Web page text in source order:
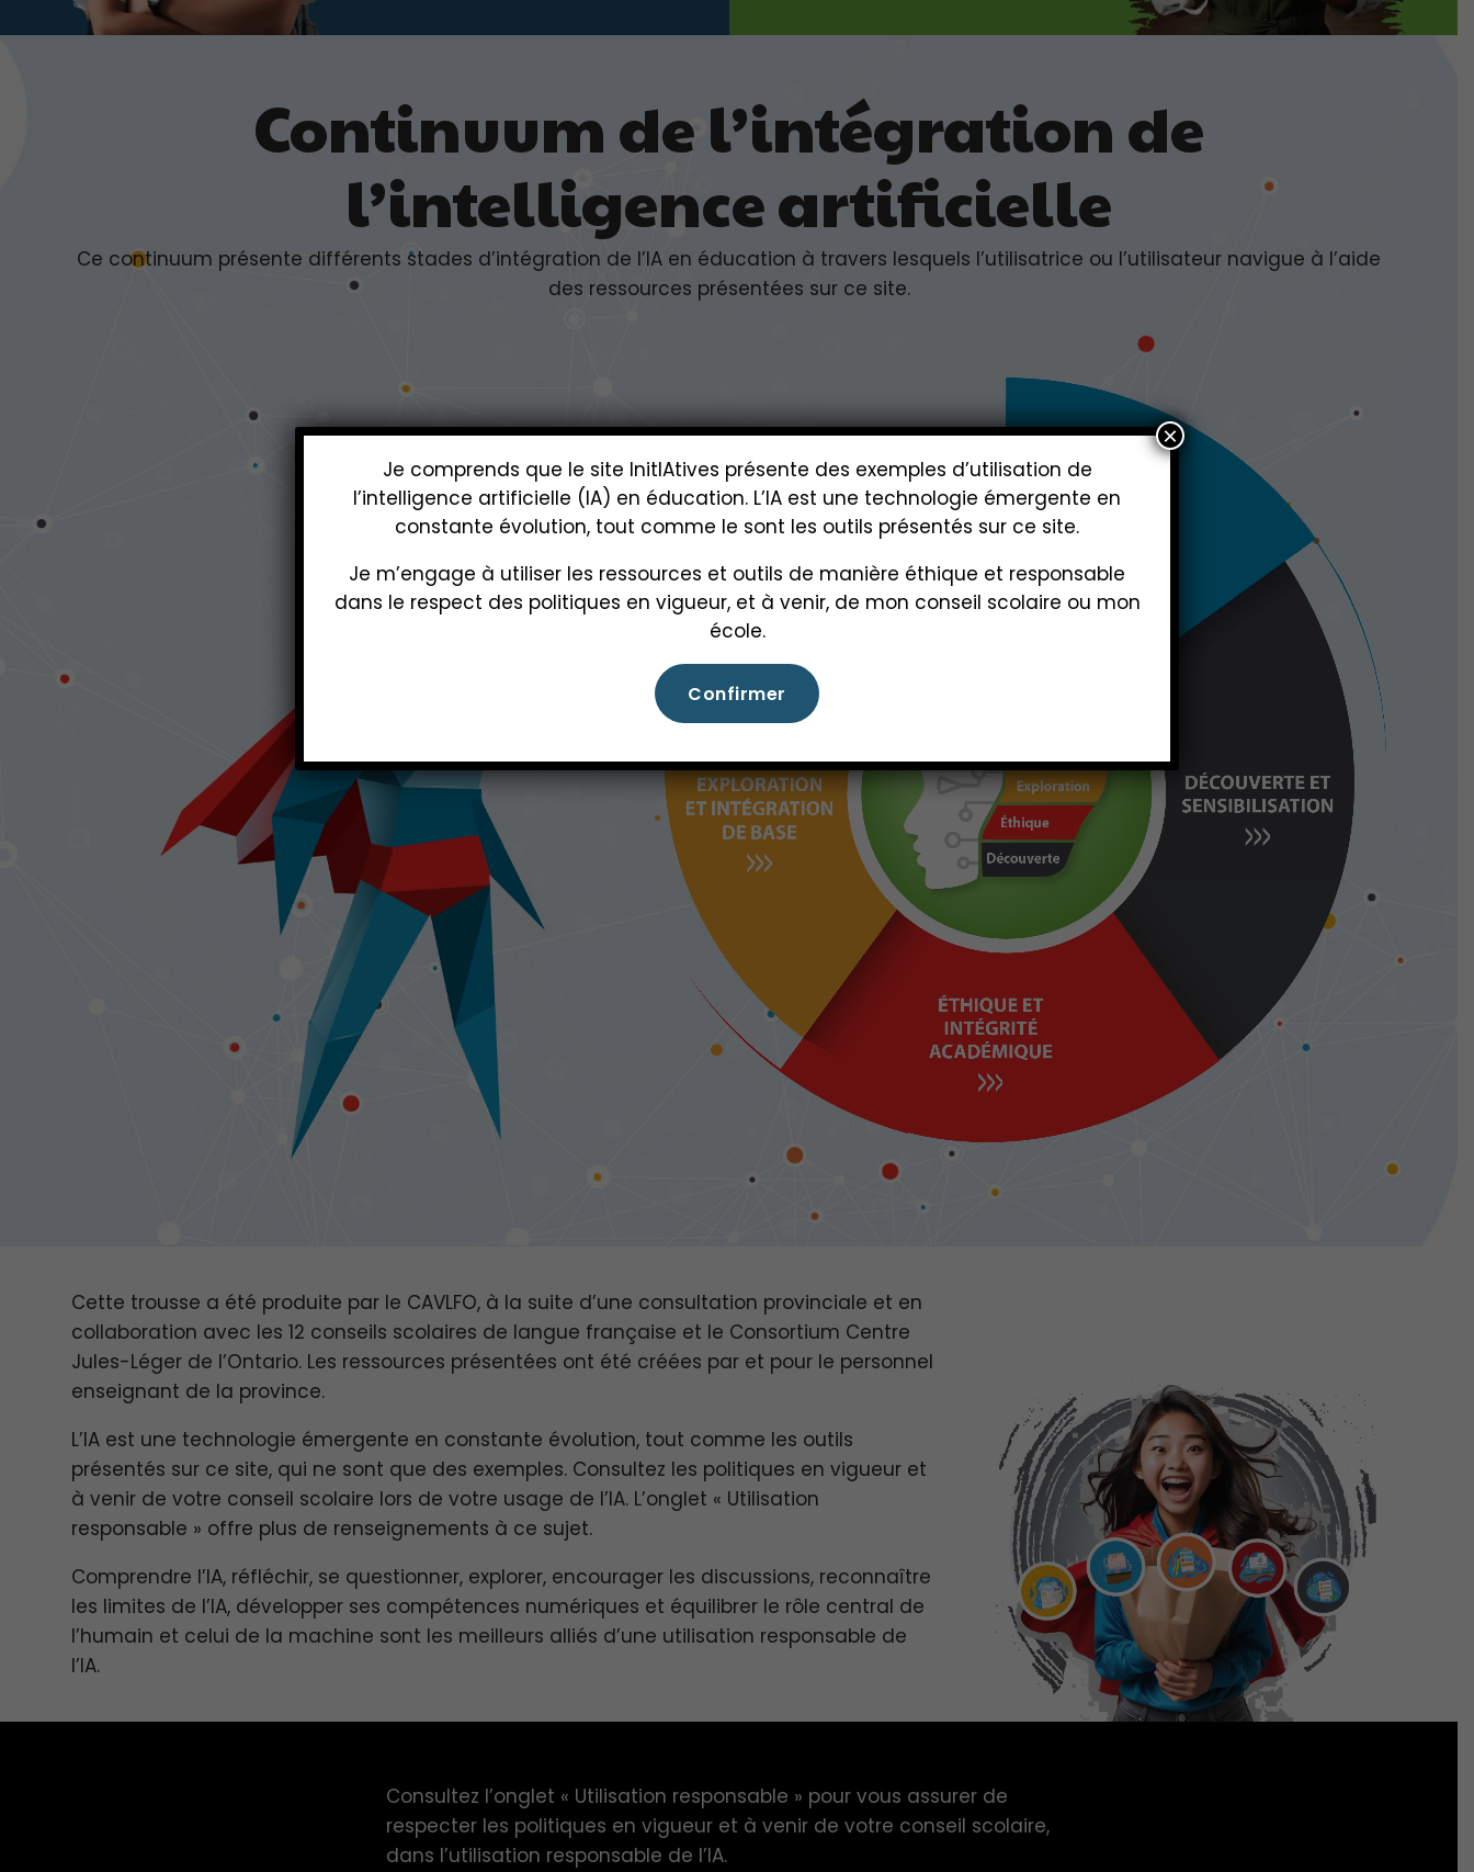
Continuum de l’intégration de
l’intelligence artificielle
Ce continuum présente différents stades d’intégration de l’IA en éducation à travers lesquels l’utilisatrice ou l’utilisateur navigue à l’aide
des ressources présentées sur ce site.
Cette trousse a été produite par le CAVLFO, à la suite d’une consultation provinciale et en
collaboration avec les 12 conseils scolaires de langue française et le Consortium Centre
Jules-Léger de l’Ontario. Les ressources présentées ont été créées par et pour le personnel
enseignant de la province.
L’IA est une technologie émergente en constante évolution, tout comme les outils
présentés sur ce site, qui ne sont que des exemples. Consultez les politiques en vigueur et
à venir de votre conseil scolaire lors de votre usage de l’IA. L’onglet « Utilisation
responsable » offre plus de renseignements à ce sujet.
Comprendre l’IA, réfléchir, se questionner, explorer, encourager les discussions, reconnaître
les limites de l’IA, développer ses compétences numériques et équilibrer le rôle central de
l’humain et celui de la machine sont les meilleurs alliés d’une utilisation responsable de
l’IA.
Consultez l’onglet « Utilisation responsable » pour vous assurer de
respecter les politiques en vigueur et à venir de votre conseil scolaire,
dans l’utilisation responsable de l’IA.
Je comprends que le site InitIAtives présente des exemples d’utilisation de
l’intelligence artificielle (IA) en éducation. L’IA est une technologie émergente en
constante évolution, tout comme le sont les outils présentés sur ce site.
Je m’engage à utiliser les ressources et outils de manière éthique et responsable
dans le respect des politiques en vigueur, et à venir, de mon conseil scolaire ou mon
école.
×